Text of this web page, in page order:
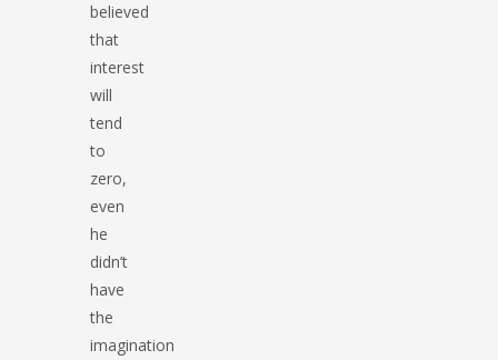
believed
that
interest
will
tend
to
zero,
even
he
didn’t
have
the
imagination